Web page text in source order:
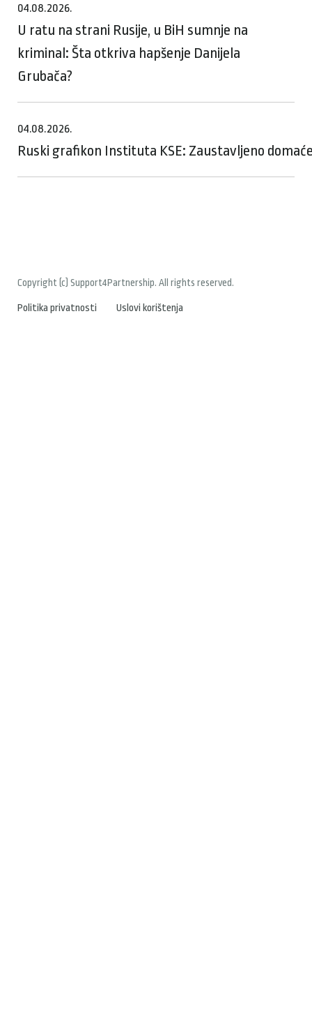
04.08.2026.
U ratu na strani Rusije, u BiH sumnje na
kriminal: Šta otkriva hapšenje Danijela
Grubača?
04.08.2026.
Ruski grafikon Instituta KSE: Zaustavljeno
Copyright (c) Support4Partnership. All rights reserved.
Politika privatnosti Uslovi korištenja